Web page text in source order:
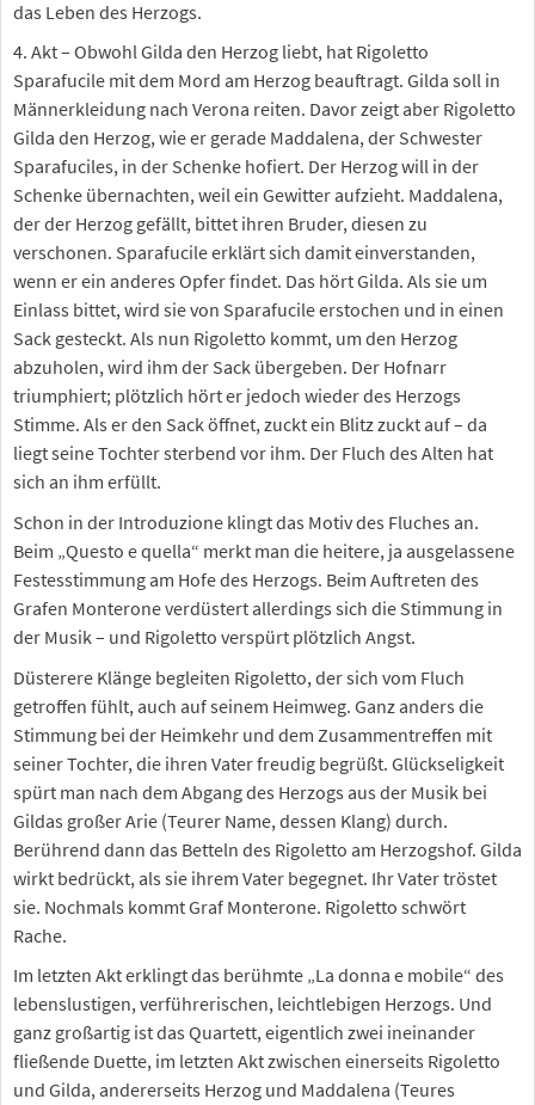
das Leben des Herzogs.
4. Akt – Obwohl Gilda den Herzog liebt, hat Rigoletto
Sparafucile mit dem Mord am Herzog beauftragt. Gilda soll in
Männerkleidung nach Verona reiten. Davor zeigt aber Rigoletto
Gilda den Herzog, wie er gerade Maddalena, der Schwester
Sparafuciles, in der Schenke hofiert. Der Herzog will in der
Schenke übernachten, weil ein Gewitter aufzieht. Maddalena,
der der Herzog gefällt, bittet ihren Bruder, diesen zu
verschonen. Sparafucile erklärt sich damit einverstanden,
wenn er ein anderes Opfer findet. Das hört Gilda. Als sie um
Einlass bittet, wird sie von Sparafucile erstochen und in einen
Sack gesteckt. Als nun Rigoletto kommt, um den Herzog
abzuholen, wird ihm der Sack übergeben. Der Hofnarr
triumphiert; plötzlich hört er jedoch wieder des Herzogs
Stimme. Als er den Sack öffnet, zuckt ein Blitz zuckt auf – da
liegt seine Tochter sterbend vor ihm. Der Fluch des Alten hat
sich an ihm erfüllt.
Schon in der Introduzione klingt das Motiv des Fluches an.
Beim „Questo e quella“ merkt man die heitere, ja ausgelassene
Festesstimmung am Hofe des Herzogs. Beim Auftreten des
Grafen Monterone verdüstert allerdings sich die Stimmung in
der Musik – und Rigoletto verspürt plötzlich Angst.
Düsterere Klänge begleiten Rigoletto, der sich vom Fluch
getroffen fühlt, auch auf seinem Heimweg. Ganz anders die
Stimmung bei der Heimkehr und dem Zusammentreffen mit
seiner Tochter, die ihren Vater freudig begrüßt. Glückseligkeit
spürt man nach dem Abgang des Herzogs aus der Musik bei
Gildas großer Arie (Teurer Name, dessen Klang) durch.
Berührend dann das Betteln des Rigoletto am Herzogshof. Gilda
wirkt bedrückt, als sie ihrem Vater begegnet. Ihr Vater tröstet
sie. Nochmals kommt Graf Monterone. Rigoletto schwört
Rache.
Im letzten Akt erklingt das berühmte „La donna e mobile“ des
lebenslustigen, verführerischen, leichtlebigen Herzogs. Und
ganz großartig ist das Quartett, eigentlich zwei ineinander
fließende Duette, im letzten Akt zwischen einerseits Rigoletto
und Gilda, andererseits Herzog und Maddalena (Teures